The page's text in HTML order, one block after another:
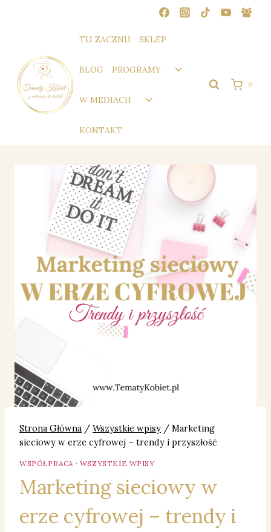
TU ZACZNIJ SKLEP
BLOG PROGRAMY
Przełącz
podrzędne
W MEDIACH
Przełącz
KONTAKT
0
Strona Główna / Wszystkie wpisy / Marketing
sieciowy w erze cyfrowej – trendy i przyszłość
WSPÓŁPRACA· WSZYSTKIE WPISY
Marketing sieciowy w
erze cyfrowej – trendy i